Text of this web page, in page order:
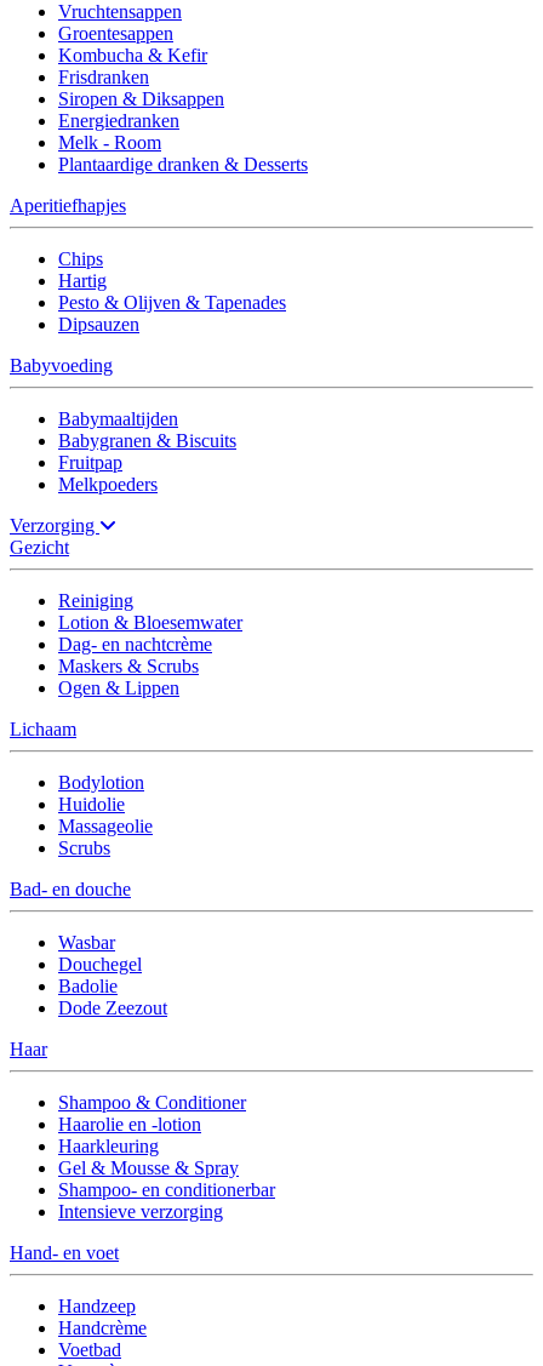
Vruchtensappen
Groentesappen
Kombucha & Kefir
Frisdranken
Siropen & Diksappen
Energiedranken
Melk - Room
Plantaardige dranken & Desserts
Aperitiefhapjes
Chips
Hartig
Pesto & Olijven & Tapenades
Dipsauzen
Babyvoeding
Babymaaltijden
Babygranen & Biscuits
Fruitpap
Melkpoeders
Verzorging
Gezicht
Reiniging
Lotion & Bloesemwater
Dag- en nachtcrème
Maskers & Scrubs
Ogen & Lippen
Lichaam
Bodylotion
Huidolie
Massageolie
Scrubs
Bad- en douche
Wasbar
Douchegel
Badolie
Dode Zeezout
Haar
Shampoo & Conditioner
Haarolie en -lotion
Haarkleuring
Gel & Mousse & Spray
Shampoo- en conditionerbar
Intensieve verzorging
Hand- en voet
Handzeep
Handcrème
Voetbad